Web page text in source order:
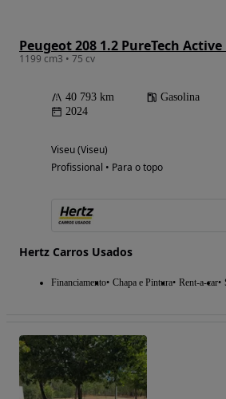
Peugeot 208 1.2 PureTech Active
1199 cm3 • 75 cv
40 793 km Gasolina
2024
Viseu (Viseu)
Profissional • Para o topo
Hertz Carros Usados
Financiamento Chapa e Pintura Rent-a-car